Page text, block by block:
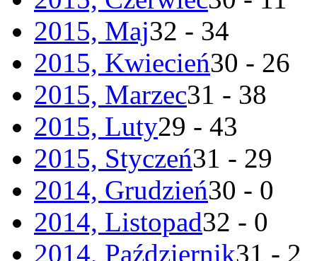
2015, Maj32 - 34
2015, Kwiecień30 - 26
2015, Marzec31 - 38
2015, Luty29 - 43
2015, Styczeń31 - 29
2014, Grudzień30 - 0
2014, Listopad32 - 0
2014, Październik31 - 2